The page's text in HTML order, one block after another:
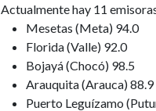
Actualmente hay 11
Mesetas (Meta) 94.0
Florida (Valle) 92.0
Bojayá (Chocó) 98.5
Arauquita (Arauca) 88.9
Puerto Leguízamo